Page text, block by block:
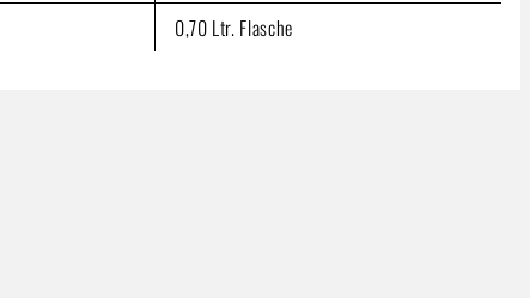
0,70 Ltr. Flasche